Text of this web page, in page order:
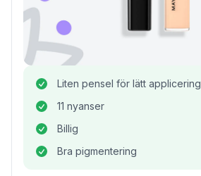
Liten pensel för lätt applicering
11 nyanser
Billig
Bra pigmentering